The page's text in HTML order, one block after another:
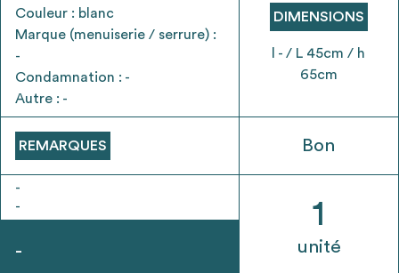
* Attention, l’ajout des matériaux à sa liste et son envoi ne
vaut aucunement réservation.
Couleur : blanc
Marque (menuiserie / serrure) :
-
Condamnation : -
Autre : -
REMARQUES
-
-
-
DIMENSIONS
l - / L 45cm / h
65cm
Bon
1
unité